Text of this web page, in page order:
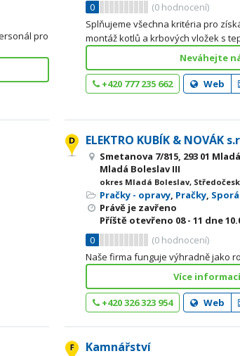
pro
0
(0 hodnocení)
Splňujeme všechna kritéria pro
montáž kotlů a krbových vložek s
Neváhejte
+420 777 235 662 Web
ELEKTRO KUBÍK & NOVÁK
Smetanova 7/815, 293 01
Mladá Boleslav III
okres Mladá Boleslav,
Pračky - opravy, Pračky,
Právě je zavřeno
Příště otevřeno 08 - 11 dne
0
(0 hodnocení)
Naše firma funguje výhradně jako
Více
+420 326 323 954 Web
Kamnářství